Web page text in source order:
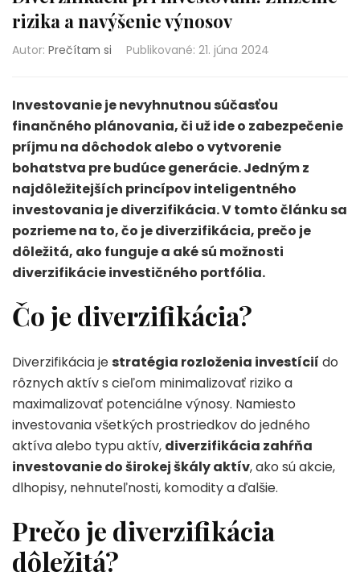
rizika a navýšenie výnosov
Autor: Prečítam si Publikované: 21. júna 2024
Investovanie je nevyhnutnou súčasťou
finančného plánovania, či už ide o zabezpečenie
príjmu na dôchodok alebo o vytvorenie
bohatstva pre budúce generácie. Jedným z
najdôležitejších princípov inteligentného
investovania je diverzifikácia. V tomto článku sa
pozrieme na to, čo je diverzifikácia, prečo je
dôležitá, ako funguje a aké sú možnosti
diverzifikácie investičného portfólia.
Čo je diverzifikácia?
Diverzifikácia jestratégia rozloženia investícií do
rôznych aktív s cieľom minimalizovať riziko a
maximalizovať potenciálne výnosy. Namiesto
investovania všetkých prostriedkov do jedného
aktíva alebo typu aktív, diverzifikácia zahŕňa
investovanie do širokej škály aktív, ako sú akcie,
dlhopisy, nehnuteľnosti, komodity a ďalšie.
Prečo je diverzifikácia
dôležitá?